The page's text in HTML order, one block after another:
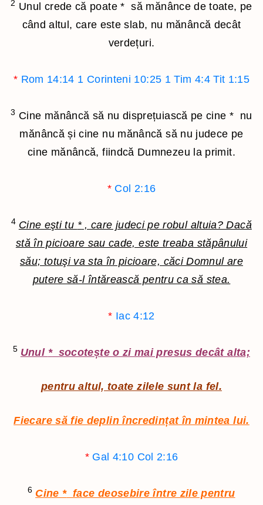
2 Unul crede că poate* să mănânce de toate, pe
când altul, care este slab, nu mănâncă decât
verdețuri.
* Rom 14:14 1 Corinteni 10:25 1 Tim 4:4 Tit 1:15
3 Cine mănâncă să nu disprețuiască pe cine * nu
mănâncă și cine nu mănâncă să nu judece pe
cine mănâncă, fiindcă Dumnezeu la primit.
* Col 2:16
4 Cine eşti tu *, care judeci pe robul altuia? Dacă
stă în picioare sau cade, este treaba stăpânului
său; totuşi va sta în picioare, căci Domnul are
putere să-l întărească pentru ca să stea.
* Iac 4:12
5 Unul *socotește o zi mai presus decât alta;
pentru altul, toate zilele sunt la fel.
Fiecare să fie deplin încredințat în mintea lui.
* Gal 4:10 Col 2:16
6 Cine *face deosebire între zile pentru